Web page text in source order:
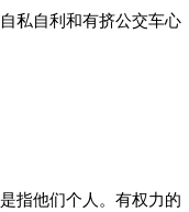
私自利和有挤公交车心
指他们个人。有权力的